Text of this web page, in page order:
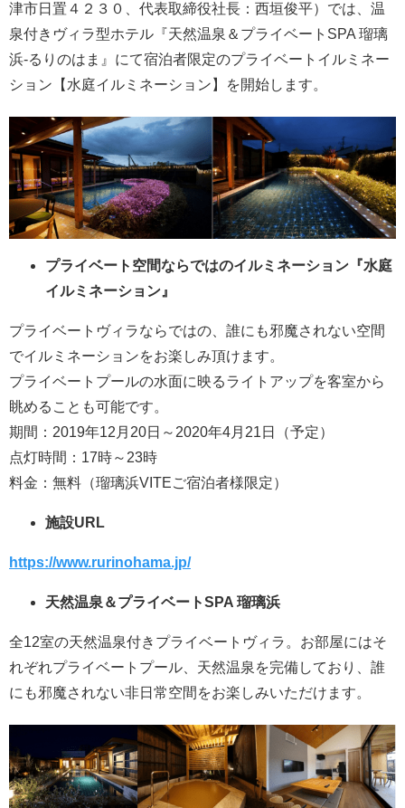
津市日置４２３０、代表取締役社長：西垣俊平）では、温
泉付きヴィラ型ホテル『天然温泉＆プライベートSPA 瑠璃
浜-るりのはま』にて宿泊者限定のプライベートイルミネー
ション【水庭イルミネーション】を開始します。
プライベート空間ならではのイルミネーション『水庭
イルミネーション』
プライベートヴィラならではの、誰にも邪魔されない空間
でイルミネーションをお楽しみ頂けます。
プライベートプールの水面に映るライトアップを客室から
眺めることも可能です。
期間：2019年12月20日～2020年4月21日（予定）
点灯時間：17時～23時
料金：無料（瑠璃浜VITEご宿泊者様限定）
施設URL
https://www.rurinohama.jp/
天然温泉＆プライベートSPA 瑠璃浜
全12室の天然温泉付きプライベートヴィラ。お部屋にはそ
れぞれプライベートプール、天然温泉を完備しており、誰
にも邪魔されない非日常空間をお楽しみいただけます。